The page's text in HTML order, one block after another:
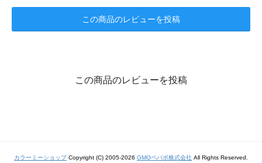
この商品のレビューを投稿
この商品のレビューを投稿
カラーミーショップCopyright (C) 2005-2026 GMOペパボ株式会社 All Rights Reserved.